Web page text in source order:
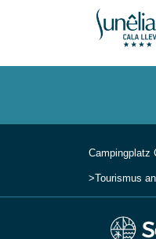
Campingplatz
Tourismus